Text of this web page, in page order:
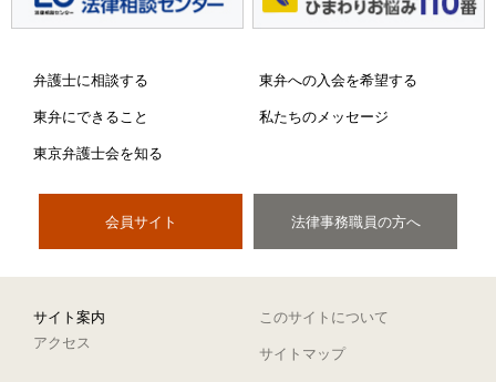
弁護士に相談する 東弁への入会を希望する
東弁にできること 私たちのメッセージ
東京弁護士会を知る
会員サイト 法律事務職員の方へ
サイト案内
このサイトについて
アクセス
サイトマップ